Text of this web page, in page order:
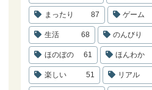
まったり 87 ゲーム
生活 68 のんびり
ほのぼの 61 ほんわか
楽しい 51 リアル